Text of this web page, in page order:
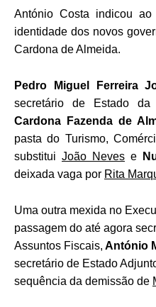
António Costa indicou
identidade dos novos
Cardona de Almeida.
Pedro Miguel Ferreira
secretário de Estado
Cardona Fazenda de
pasta do Turismo,
substitui João Neves e
deixada vaga por Rita
Uma outra mexida no
passagem do até agora
Assuntos Fiscais, António
secretário de Estado
sequência da demissão de